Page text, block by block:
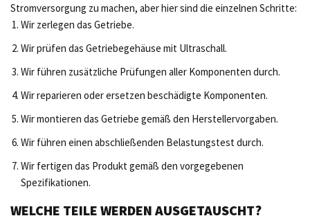
Stromversorgung zu machen, aber hier sind die einzelnen Schritte:
Wir zerlegen das Getriebe.
Wir prüfen das Getriebegehäuse mit Ultraschall.
Wir führen zusätzliche Prüfungen aller Komponenten durch.
Wir reparieren oder ersetzen beschädigte Komponenten.
Wir montieren das Getriebe gemäß den Herstellervorgaben.
Wir führen einen abschließenden Belastungstest durch.
Wir fertigen das Produkt gemäß den vorgegebenen
Spezifikationen.
WELCHE TEILE WERDEN AUSGETAUSCHT?